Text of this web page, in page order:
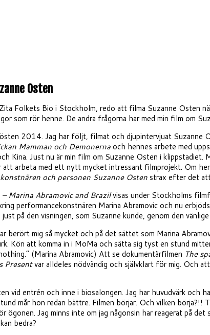
Osten
Folkets Bio i Stockholm, redo att filma Suzanne Osten
som rör henne. De andra frågorna har med min film om
2014. Jag har följt, filmat och djupintervjuat Suzanne
Mamman och Demonernaoch hennes arbete med
Kina. Just nu är min film om Suzanne Osten i
arbeta med ett nytt mycket intressant filmprojekt. Om
och personen Suzanne Ostenstrax efter det
– Marina Abramovic and Brazilvisas under Stockholms
performancekonstnären Marina Abramovic och nu
på den visningen, som Suzanne kunde, genom den
berört mig så mycket och på det sättet som Marina
Kön att komma in i MoMa och sätta sig tyst en stund
(Marina Abramovic) Att se dokumentärfilmen The
Presentvar alldeles nödvändig och självklart för mig. Och
vid entrén och inne i biosalongen. Jag har huvudvärk och
mår hon redan bättre. Filmen börjar. Och vilken börja?!!
Jag minns inte om jag någonsin har reagerat på
bedra?